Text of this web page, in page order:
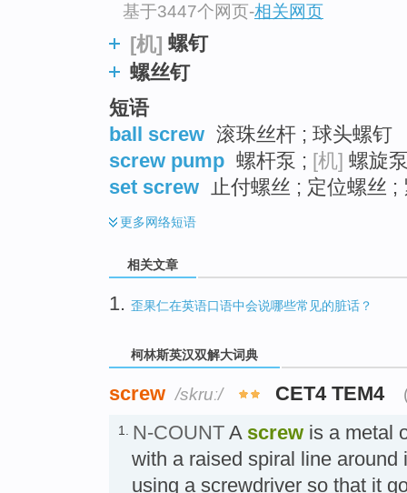
基于3447个网页-相关网页
[机] 螺钉
螺丝钉
短语
ball screw 滚珠丝杆 ; 球头螺钉
screw pump 螺杆泵 ; [机] 螺旋
set screw
止付螺丝 ; 定位螺丝
更多网络短语
相关文章
1. 歪果仁在英语口语中会说哪些常见的脏话？
柯林斯英汉双解大词典
screw /skruː/ CET4 TEM4
1. N-COUNT A screw is a metal
with a raised spiral line around
using a screwdriver so that it